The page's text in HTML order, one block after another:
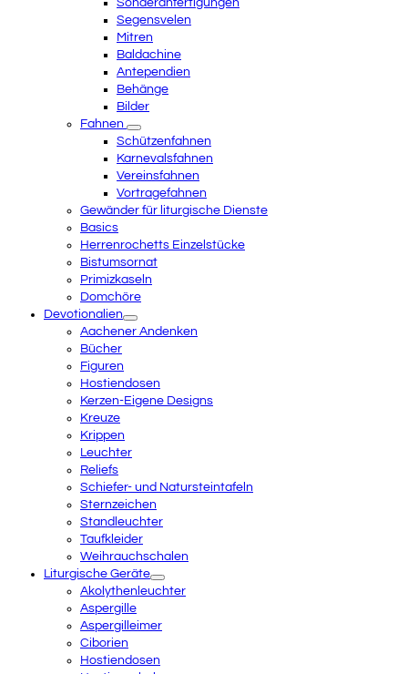
Sonderanfertigungen
Segensvelen
Mitren
Baldachine
Antependien
Behänge
Bilder
Fahnen
Schützenfahnen
Karnevalsfahnen
Vereinsfahnen
Vortragefahnen
Gewänder für liturgische Dienste
Basics
Herrenrochetts Einzelstücke
Bistumsornat
Primizkaseln
Domchöre
Devotionalien
Aachener Andenken
Bücher
Figuren
Hostiendosen
Kerzen-Eigene Designs
Kreuze
Krippen
Leuchter
Reliefs
Schiefer- und Natursteintafeln
Sternzeichen
Standleuchter
Taufkleider
Weihrauchschalen
Liturgische Geräte
Akolythenleuchter
Aspergille
Aspergilleimer
Ciborien
Hostiendosen